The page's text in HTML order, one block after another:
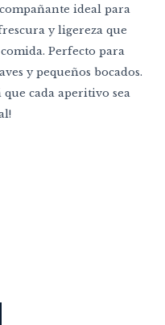
ideal para
y ligereza que
Perfecto para
y pequeños bocados.
cada aperitivo sea